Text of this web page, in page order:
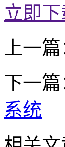
立即下
上一篇
下一篇
系统